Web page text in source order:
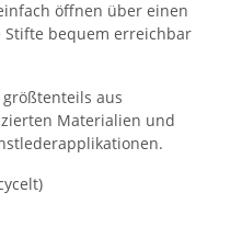
öffnen über einen
Stifte bequem erreichbar
aus
Materialien und